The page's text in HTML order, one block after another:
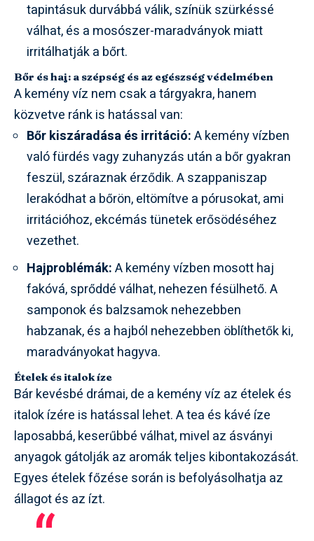
tapintásuk durvábbá válik, színük szürkéssé
válhat, és a mosószer-maradványok miatt
irritálhatják a bőrt.
Bőr és haj: a szépség és az egészség védelmében
A kemény víz nem csak a tárgyakra, hanem
közvetve ránk is hatással van:
Bőr kiszáradása és irritáció:A kemény vízben
való fürdés vagy zuhanyzás után a bőr gyakran
feszül, száraznak érződik. A szappaniszap
lerakódhat a bőrön, eltömítve a pórusokat, ami
irritációhoz, ekcémás tünetek erősödéséhez
vezethet.
Hajproblémák:A kemény vízben mosott haj
fakóvá, sprőddé válhat, nehezen fésülhető. A
samponok és balzsamok nehezebben
habzanak, és a hajból nehezebben öblíthetők ki,
maradványokat hagyva.
Ételek és italok íze
Bár kevésbé drámai, de a kemény víz az ételek és
italok ízére is hatással lehet. A tea és kávé íze
laposabbá, keserűbbé válhat, mivel az ásványi
anyagok gátolják az aromák teljes kibontakozását.
Egyes ételek főzése során is befolyásolhatja az
állagot és az ízt.